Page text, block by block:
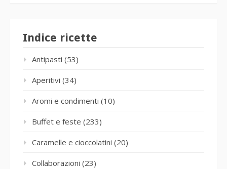
Indice ricette
Antipasti (53)
Aperitivi (34)
Aromi e condimenti (10)
Buffet e feste (233)
Caramelle e cioccolatini (20)
Collaborazioni (23)